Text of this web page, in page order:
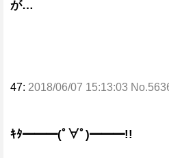
が…
47: 2018/06/07 15:13:03
ｷﾀ━━━(ﾟ∀ﾟ)━━━!!